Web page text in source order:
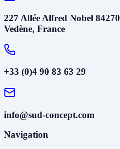
227 Allée Alfred Nobel 84270
Vedène, France
+33 (0)4 90 83 63 29
info@sud-concept.com
Navigation